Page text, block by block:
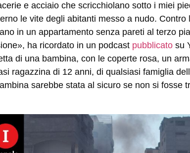
e acciaio che scricchiolano sotto i miei
le vite degli abitanti messo a nudo.
in un appartamento senza pareti al terzo
ha ricordato in un podcast pubblicato su
di una bambina, con le coperte rosa, un
ragazzina di 12 anni, di qualsiasi famiglia
sarebbe stata al sicuro se non si fosse